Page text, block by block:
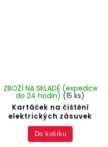
Kartáček na čištění
elektrických zásuvek
ZBOŽÍ NA SKLADĚ (expedice
do 24 hodin) (15 ks)
Do košíku